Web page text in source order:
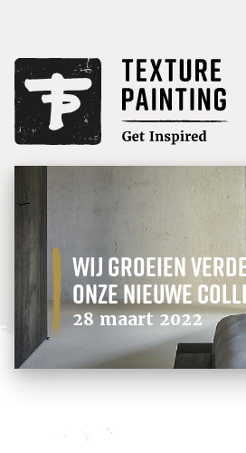
Wij groeien
onze nieuwe
28 maart 2022